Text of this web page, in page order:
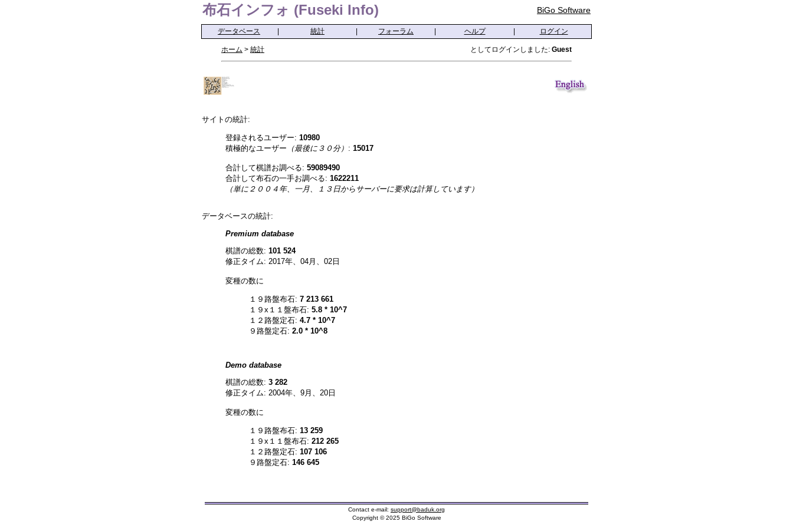
布石インフォ (Fuseki Info) BiGo Software
データベース 統計 フォーラム ヘルプ ログイン
ホーム > 統計 としてログインしました: Guest
サイトの統計:
登録されるユーザー: 10980
積極的なユーザー （最後に３０分） : 15017
合計して棋譜お調べる: 59089490
合計して布石の一手お調べる: 1622211
（単に２００４年、一月、１３日からサーバーに要求は計算しています）
データベースの統計:
Premium database
棋譜の総数: 101 524
修正タイム: 2017年、04月、02日
変種の数に
１９路盤布石: 7 213 661
１９x１１盤布石: 5.8 * 10^7
１２路盤定石: 4.7 * 10^7
９路盤定石: 2.0 * 10^8
Demo database
棋譜の総数: 3 282
修正タイム: 2004年、9月、20日
変種の数に
１９路盤布石: 13 259
１９x１１盤布石: 212 265
１２路盤定石: 107 106
９路盤定石: 146 645
Contact e-mail: support@baduk.org
Copyright © 2025 BiGo Software